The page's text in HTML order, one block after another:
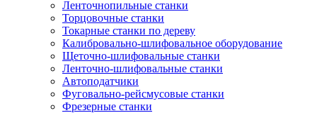
Ленточнопильные станки
Торцовочные станки
Токарные станки по дереву
Калибровально-шлифовальное оборудование
Щеточно-шлифовальные станки
Ленточно-шлифовальные станки
Автоподатчики
Фуговально-рейсмусовые станки
Фрезерные станки